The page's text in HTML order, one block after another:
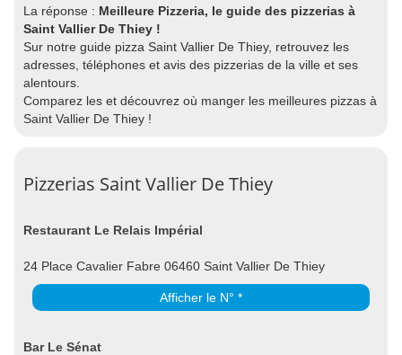
La réponse : Meilleure Pizzeria, le guide des pizzerias à
Saint Vallier De Thiey !
Sur notre guide pizza Saint Vallier De Thiey, retrouvez les
adresses, téléphones et avis des pizzerias de la ville et ses
alentours.
Comparez les et découvrez où manger les meilleures pizzas à
Saint Vallier De Thiey !
Pizzerias Saint Vallier De Thiey
Restaurant Le Relais Impérial
24 Place Cavalier Fabre 06460 Saint Vallier De Thiey
Afficher le N° *
Bar Le Sénat